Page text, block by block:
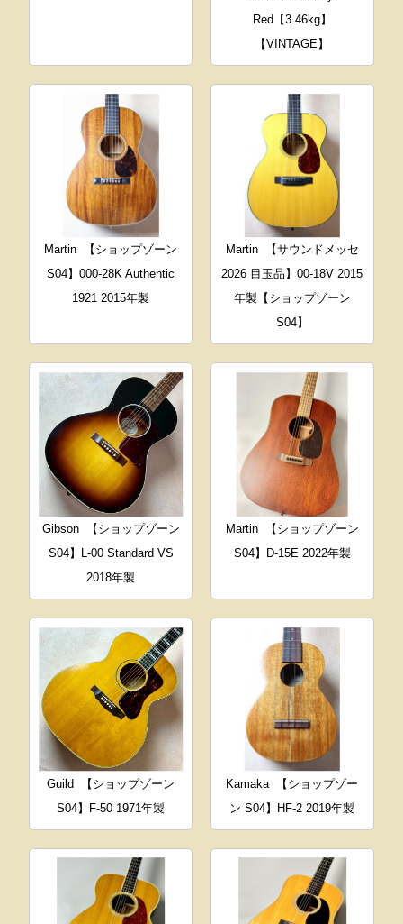
Red【3.46kg】
【VINTAGE】
Martin
【ショップゾーン
S04】000-28K Authentic
1921 2015年製
Martin
【サウンドメッセ
2026 目玉品】00-18V 2015
年製【ショップゾーン
S04】
Gibson
【ショップゾーン
S04】L-00 Standard VS
2018年製
Martin
【ショップゾーン
S04】D-15E 2022年製
Guild
【ショップゾーン
S04】F-50 1971年製
Kamaka
【ショップゾー
ン S04】HF-2 2019年製